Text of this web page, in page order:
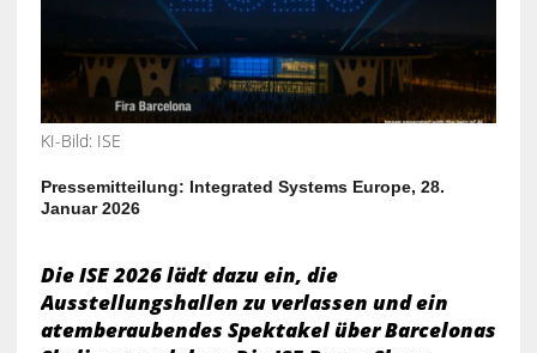
KI-Bild: ISE
Pressemitteilung: Integrated Systems Europe, 28.
Januar 2026
Die ISE 2026 lädt dazu ein, die
Ausstellungshallen zu verlassen und ein
atemberaubendes Spektakel über Barcelonas